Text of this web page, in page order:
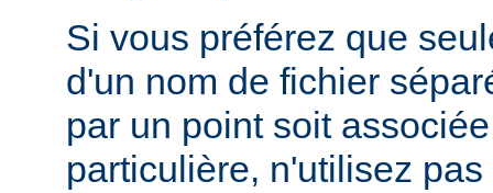
Si vous préférez que
d'un nom de fichier
par un point soit
particulière, n'utilisez